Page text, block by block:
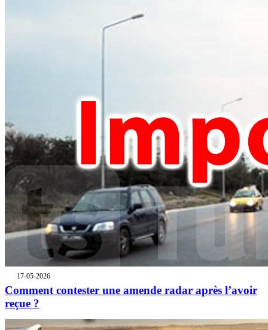
17-05-2026
Comment contester une amende radar après l’avoir
reçue ?